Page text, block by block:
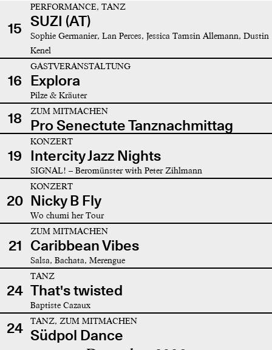
15
PERFORMANCE, TANZ
SUZI (AT)
Sophie Germanier, Lan Perces, Jessica Tamsin Allemann, Dustin
Kenel
16
GASTVERANSTALTUNG
Explora
Pilze & Kräuter
18 ZUM MITMACHEN
Pro Senectute Tanznachmittag
19
KONZERT
Intercity Jazz Nights
SIGNAL! – Beromünster with Peter Zihlmann
20
KONZERT
Nicky B Fly
Wo chumi her Tour
21
ZUM MITMACHEN
Caribbean Vibes
Salsa, Bachata, Merengue
24
TANZ
That's twisted
Baptiste Cazaux
24 TANZ, ZUM MITMACHEN
Südpol Dance